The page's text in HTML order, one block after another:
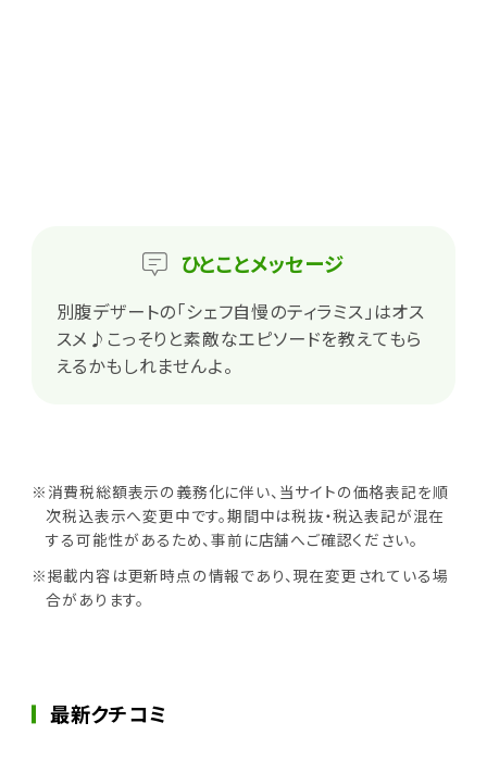
ひとことメッセージ
別腹デザートの「シェフ自慢のティラミス」はオス
スメ♪こっそりと素敵なエピソードを教えてもら
えるかもしれませんよ。
※消費税総額表示の義務化に伴い、当サイトの価格表記を順
次税込表示へ変更中です。期間中は税抜・税込表記が混在
する可能性があるため、事前に店舗へご確認ください。
※掲載内容は更新時点の情報であり、現在変更されている場
合があります。
最新クチコミ